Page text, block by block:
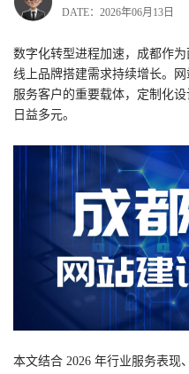
DATE：2026年06月13日
数字化转型进程加速，成都作
线上品牌搭建需求持续增长。
服务客户的重要载体，定制化
日益多元。
本文结合 2026 年行业服务表现